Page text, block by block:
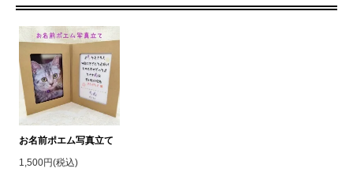
お名前ポエム写真立て
1,500円(税込)